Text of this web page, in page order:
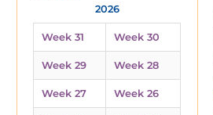
2026
Week 31 Week 30
Week 29 Week 28
Week 27 Week 26